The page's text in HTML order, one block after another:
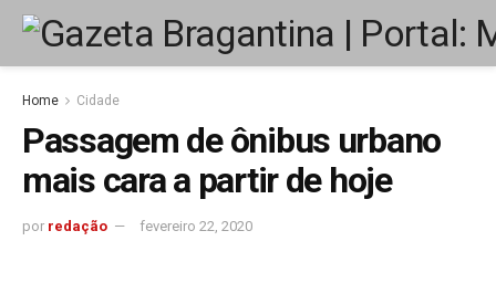
Home Cidade
Passagem de ônibus urbano
mais cara a partir de hoje
por redação fevereiro 22, 2020